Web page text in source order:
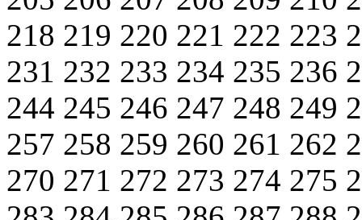
218 219 220 221 222 223
231 232 233 234 235 236
244 245 246 247 248 249
257 258 259 260 261 262
270 271 272 273 274 275